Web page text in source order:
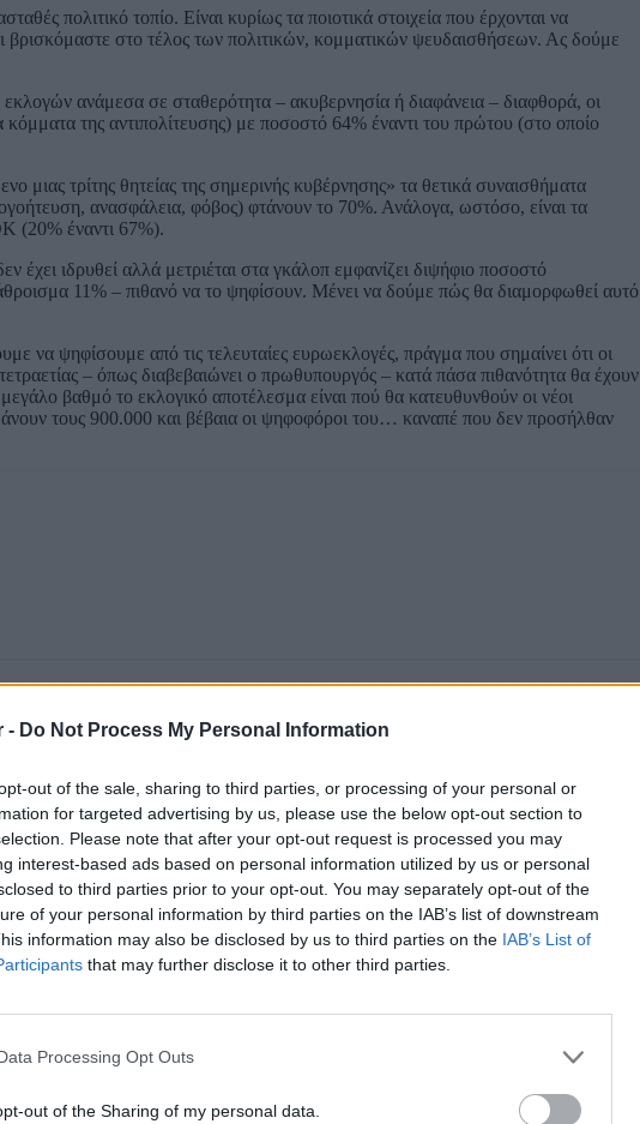
- Do Not Process My Personal Information
out of the sale, sharing to third parties, or processing of your personal or
for targeted advertising by us, please use the below opt-out section to
Please note that after your opt-out request is processed you may
interest-based ads based on personal information utilized by us or personal
to third parties prior to your opt-out. You may separately opt-out of the
of your personal information by third parties on the IAB’s list of downstream
information may also be disclosed by us to third parties on the IAB’s List of
that may further disclose it to other third parties.
Processing Opt Outs
out of the Sharing of my personal data.
πολιτικό τοπίο. Είναι κυρίως τα ποιοτικά στοιχεία που έρχονται να
βρισκόμαστε στο τέλος των πολιτικών, κομματικών ψευδαισθήσεων. Ας δούμε
ανάμεσα σε σταθερότητα – ακυβερνησία ή διαφάνεια – διαφθορά, οι
της αντιπολίτευσης) με ποσοστό 64% έναντι του πρώτου (στο οποίο
μιας τρίτης θητείας της σημερινής κυβέρνησης» τα θετικά συναισθήματα
ανασφάλεια, φόβος) φτάνουν το 70%. Ανάλογα, ωστόσο, είναι τα
(20% έναντι 67%).
έχει ιδρυθεί αλλά μετριέται στα γκάλοπ εμφανίζει διψήφιο ποσοστό
11% – πιθανό να το ψηφίσουν. Μένει να δούμε πώς θα διαμορφωθεί αυτό
να ψηφίσουμε από τις τελευταίες ευρωεκλογές, πράγμα που σημαίνει ότι οι
– όπως διαβεβαιώνει ο πρωθυπουργός – κατά πάσα πιθανότητα θα έχουν
βαθμό το εκλογικό αποτέλεσμα είναι πού θα κατευθυνθούν οι νέοι
τους 900.000 και βέβαια οι ψηφοφόροι του… καναπέ που δεν προσήλθαν